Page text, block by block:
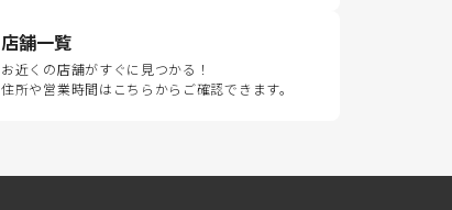
店舗一覧
お近くの店舗がすぐに見つかる！
住所や営業時間はこちらからご確認できます。